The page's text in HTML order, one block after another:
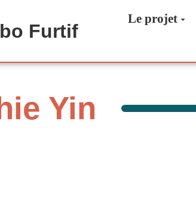
Furtif
Le projet
Yin